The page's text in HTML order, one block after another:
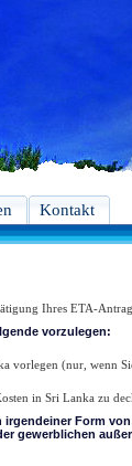
Kontakt
Ihres ETA-
vorzulegen:
vorlegen (nur, wenn
in Sri Lanka zu
Form
gewerblichen